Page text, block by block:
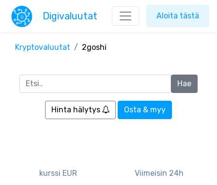
Digivaluutat Aloita tästä
Kryptovaluutat 2goshi
Hinta hälytys Osta & myy
kurssi EUR Viimeisin 24h